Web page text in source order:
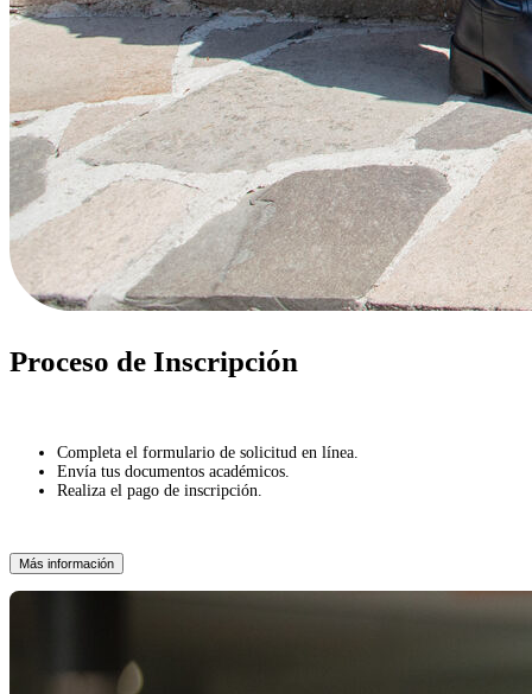
Proceso de Inscripción
Completa el formulario de solicitud en línea.
Envía tus documentos académicos.
Realiza el pago de inscripción.
Más información